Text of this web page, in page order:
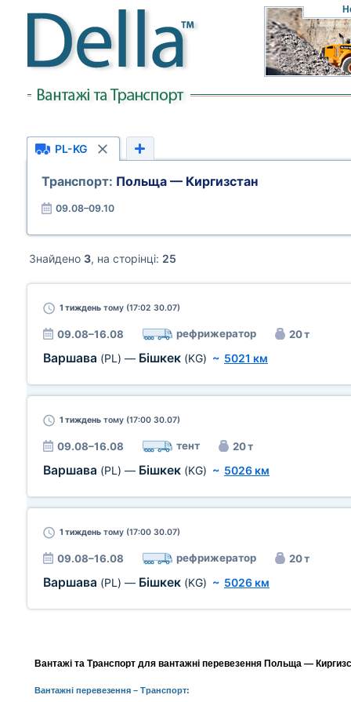
PL-KG
Транспорт: Польща — Киргизстан
09.08–09.10
Знайдено 3, на сторінці: 25
1 тиждень тому (17:02 30.07)
09.08–16.08 рефрижератор 20 т
Варшава (PL) — Бішкек (KG) ~ 5021 км
1 тиждень тому (17:00 30.07)
09.08–16.08 тент 20 т
Варшава (PL) — Бішкек (KG) ~ 5026 км
1 тиждень тому (17:00 30.07)
09.08–16.08 рефрижератор 20 т
Варшава (PL) — Бішкек (KG) ~ 5026 км
Вантажі та Транспорт для вантажні перевезення Польща —
Вантажні перевезення– Транспорт: